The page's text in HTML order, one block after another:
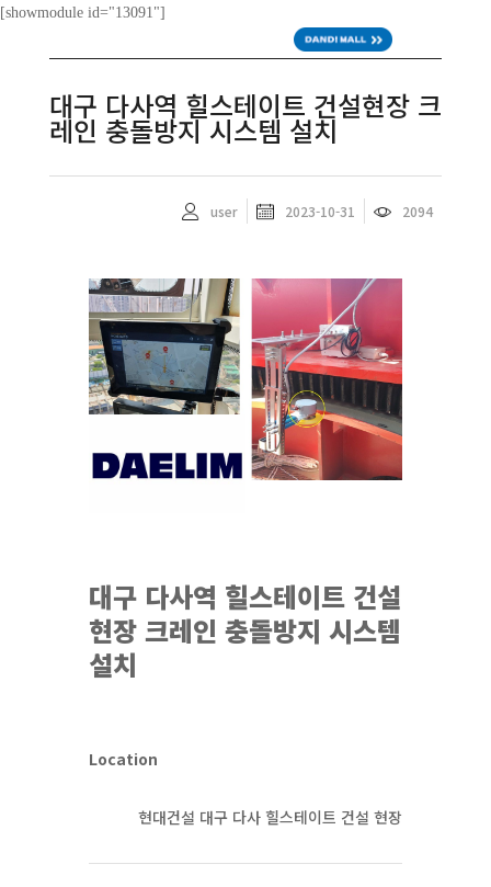
[showmodule id="13091"]
대구 다사역 힐스테이트 건설현장 크
레인 충돌방지 시스템 설치
user 2023-10-31 2094
대구 다사역 힐스테이트 건설
현장 크레인 충돌방지 시스템
설치
Location
현대건설 대구 다사 힐스테이트 건설 현장